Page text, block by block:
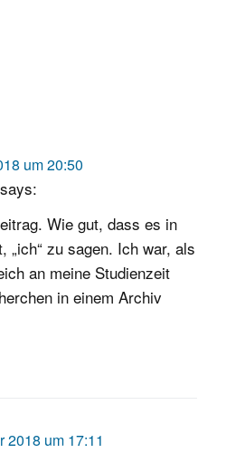
um 20:50
says:
Wie gut, dass es in
„ich“ zu sagen. Ich war, als
an meine Studienzeit
in einem Archiv
2018 um 17:11